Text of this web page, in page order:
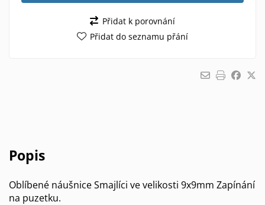
Přidat k porovnání
Přidat do seznamu přání
Popis
Oblíbené náušnice Smajlíci ve velikosti 9x9mm Zapínání
na puzetku.